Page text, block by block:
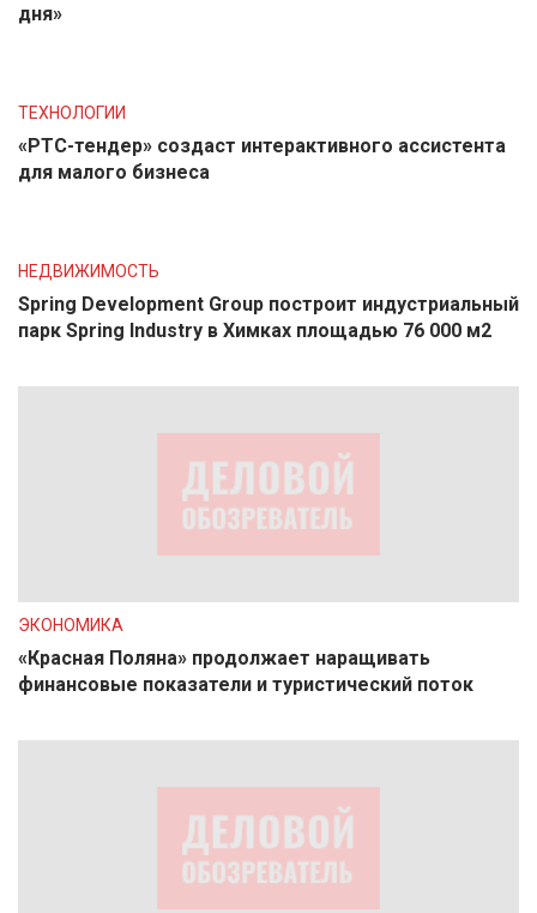
дня»
ТЕХНОЛОГИИ
«РТС-тендер» создаст интерактивного ассистента
для малого бизнеса
НЕДВИЖИМОСТЬ
Spring Development Group построит индустриальный
парк Spring Industry в Химках площадью 76 000 м2
ЭКОНОМИКА
«Красная Поляна» продолжает наращивать
финансовые показатели и туристический поток